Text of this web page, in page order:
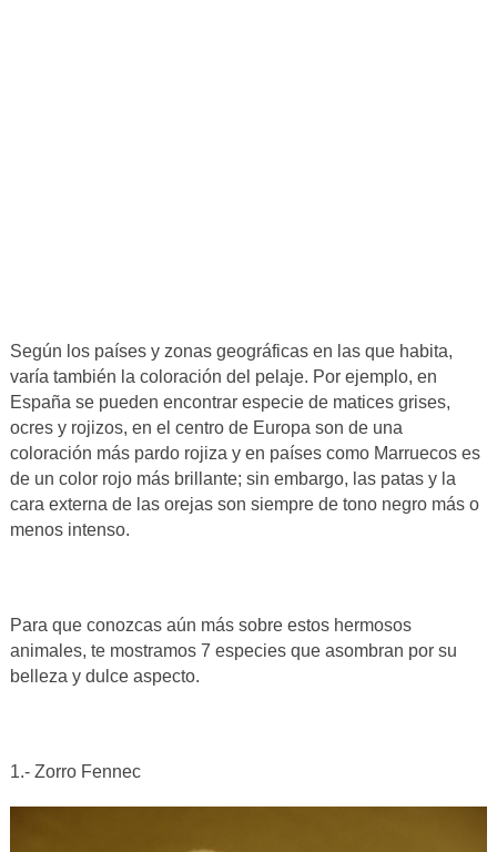
Según los países y zonas geográficas en las que habita,
varía también la coloración del pelaje. Por ejemplo, en
España se pueden encontrar especie de matices grises,
ocres y rojizos, en el centro de Europa son de una
coloración más pardo rojiza y en países como Marruecos es
de un color rojo más brillante; sin embargo, las patas y la
cara externa de las orejas son siempre de tono negro más o
menos intenso.
Para que conozcas aún más sobre estos hermosos
animales, te mostramos 7 especies que asombran por su
belleza y dulce aspecto.
1.- Zorro Fennec